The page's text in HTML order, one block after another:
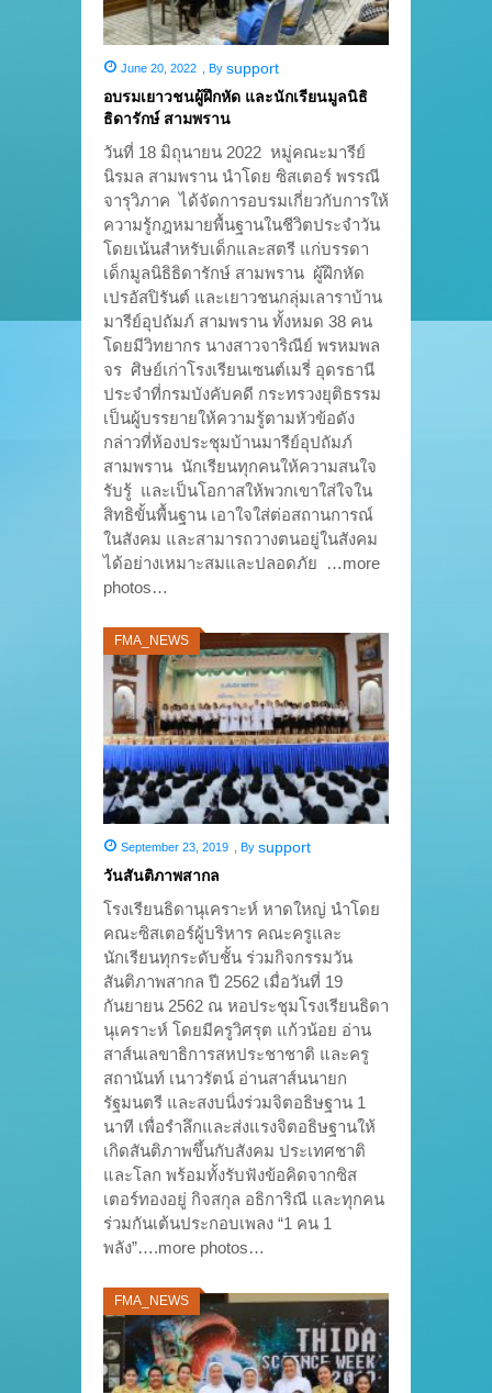
June 20, 2022 , By support
อบรมเยาวชนผู้ฝึกหัด และนักเรียนมูลนิธิ
ธิดารักษ์ สามพราน
วันที่ 18 มิถุนายน 2022 หมู่คณะมารีย์
นิรมล สามพราน นำโดย ซิสเตอร์ พรรณี
จารุวิภาค ได้จัดการอบรมเกี่ยวกับการให้
ความรู้กฎหมายพื้นฐานในชีวิตประจำวัน
โดยเน้นสำหรับเด็กและสตรี แก่บรรดา
เด็กมูลนิธิธิดารักษ์ สามพราน ผู้ฝึกหัด
เปรอัสปิรันต์ และเยาวชนกลุ่มเลาราบ้าน
มารีย์อุปถัมภ์ สามพราน ทั้งหมด 38 คน
โดยมีวิทยากร นางสาวจาริณีย์ พรหมพล
จร ศิษย์เก่าโรงเรียนเซนต์เมรี่ อุดรธานี
ประจำที่กรมบังคับคดี กระทรวงยุติธรรม
เป็นผู้บรรยายให้ความรู้ตามหัวข้อดัง
กล่าวที่ห้องประชุมบ้านมารีย์อุปถัมภ์
สามพราน นักเรียนทุกคนให้ความสนใจ
รับรู้ และเป็นโอกาสให้พวกเขาใส่ใจใน
สิทธิขั้นพื้นฐาน เอาใจใส่ต่อสถานการณ์
ในสังคม และสามารถวางตนอยู่ในสังคม
ได้อย่างเหมาะสมและปลอดภัย …more
photos…
FMA_NEWS
September 23, 2019 By support
วันสันติภาพสากล
โรงเรียนธิดานุเคราะห์ หาดใหญ่ นำโดย
คณะซิสเตอร์ผู้บริหาร คณะครูและ
นักเรียนทุกระดับชั้น ร่วมกิจกรรมวัน
สันติภาพสากล ปี 2562 เมื่อวันที่ 19
กันยายน 2562 ณ หอประชุมโรงเรียนธิดา
นุเคราะห์ โดยมีครูวิศรุต แก้วน้อย อ่าน
สาส์นเลขาธิการสหประชาชาติ และครู
สถานันท์ เนาวรัตน์ อ่านสาส์นนายก
รัฐมนตรี และสงบนิ่งร่วมจิตอธิษฐาน 1
นาที เพื่อรำลึกและส่งแรงจิตอธิษฐานให้
เกิดสันติภาพขึ้นกับสังคม ประเทศชาติ
และโลก พร้อมทั้งรับฟังข้อคิดจากซิส
เตอร์ทองอยู่ กิจสกุล อธิการิณี และทุกคน
ร่วมกันเต้นประกอบเพลง “1 คน 1
พลัง”….more photos…
FMA_NEWS